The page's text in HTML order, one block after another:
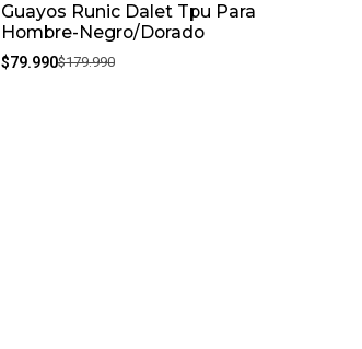
-56%
Guayos Runic Dalet Tpu Para
Hombre-Negro/Dorado
$79.990$179.990